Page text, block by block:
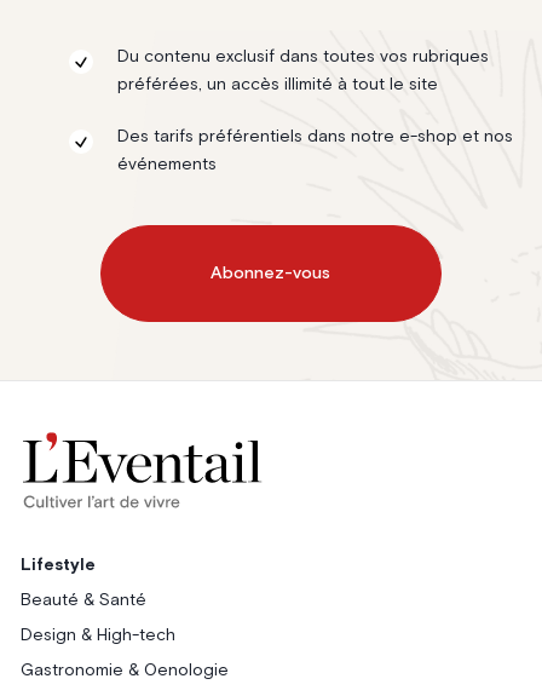
Du contenu exclusif dans toutes vos rubriques
préférées, un accès illimité à tout le site
Des tarifs préférentiels dans notre e-shop et nos
événements
Abonnez-vous
Lifestyle
Beauté & Santé
Design & High-tech
Gastronomie & Oenologie